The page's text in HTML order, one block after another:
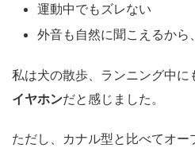
運動中でもズレない
外音も自然に聞こえるから
私は犬の散歩、ランニング中に
イヤホンだと感じました。
ただし、カナル型と比べてオ